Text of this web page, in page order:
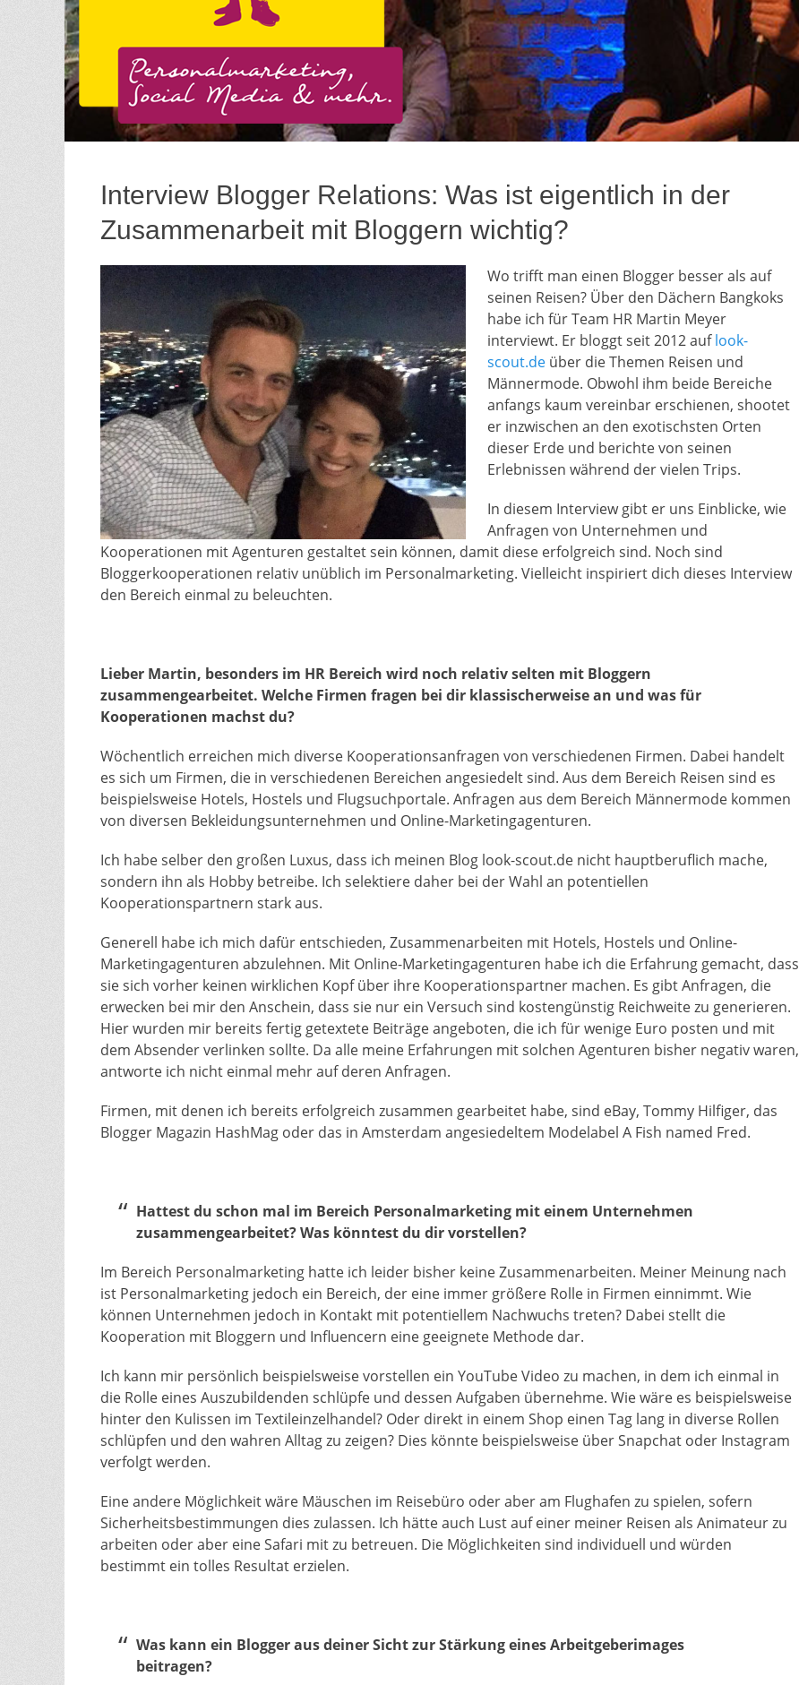
Interview Blogger Relations: Was ist eigentlich in der
Zusammenarbeit mit Bloggern wichtig?
Wo trifft man einen Blogger besser als auf
seinen Reisen? Über den Dächern Bangkoks
habe ich für Team HR Martin Meyer
interviewt. Er bloggt seit 2012 auflook-
scout.de über die Themen Reisen und
Männermode. Obwohl ihm beide Bereiche
anfangs kaum vereinbar erschienen, shootet
er inzwischen an den exotischsten Orten
dieser Erde und berichte von seinen
Erlebnissen während der vielen Trips.
In diesem Interview gibt er uns Einblicke, wie
Anfragen von Unternehmen und
Kooperationen mit Agenturen gestaltet sein können, damit diese erfolgreich sind. Noch sind
Bloggerkooperationen relativ unüblich im Personalmarketing. Vielleicht inspiriert dich dieses Interview
den Bereich einmal zu beleuchten.
Lieber Martin, besonders im HR Bereich wird noch relativ selten mit Bloggern
zusammengearbeitet. Welche Firmen fragen bei dir klassischerweise an und was für
Kooperationen machst du?
Wöchentlich erreichen mich diverse Kooperationsanfragen von verschiedenen Firmen. Dabei handelt
es sich um Firmen, die in verschiedenen Bereichen angesiedelt sind. Aus dem Bereich Reisen sind es
beispielsweise Hotels, Hostels und Flugsuchportale. Anfragen aus dem Bereich Männermode kommen
von diversen Bekleidungsunternehmen und Online-Marketingagenturen.
Ich habe selber den großen Luxus, dass ich meinen Blog look-scout.de nicht hauptberuflich mache,
sondern ihn als Hobby betreibe. Ich selektiere daher bei der Wahl an potentiellen
Kooperationspartnern stark aus.
Generell habe ich mich dafür entschieden, Zusammenarbeiten mit Hotels, Hostels und Online-
Marketingagenturen abzulehnen. Mit Online-Marketingagenturen habe ich die Erfahrung gemacht, dass
sie sich vorher keinen wirklichen Kopf über ihre Kooperationspartner machen. Es gibt Anfragen, die
erwecken bei mir den Anschein, dass sie nur ein Versuch sind kostengünstig Reichweite zu generieren.
Hier wurden mir bereits fertig getextete Beiträge angeboten, die ich für wenige Euro posten und mit
dem Absender verlinken sollte. Da alle meine Erfahrungen mit solchen Agenturen bisher negativ waren,
antworte ich nicht einmal mehr auf deren Anfragen.
Firmen, mit denen ich bereits erfolgreich zusammen gearbeitet habe, sind eBay, Tommy Hilfiger, das
Blogger Magazin HashMag oder das in Amsterdam angesiedeltem Modelabel A Fish named Fred.
Hattest du schon mal im Bereich Personalmarketing mit einem Unternehmen
zusammengearbeitet? Was könntest du dir vorstellen?
Im Bereich Personalmarketing hatte ich leider bisher keine Zusammenarbeiten. Meiner Meinung nach
ist Personalmarketing jedoch ein Bereich, der eine immer größere Rolle in Firmen einnimmt. Wie
können Unternehmen jedoch in Kontakt mit potentiellem Nachwuchs treten? Dabei stellt die
Kooperation mit Bloggern und Influencern eine geeignete Methode dar.
Ich kann mir persönlich beispielsweise vorstellen ein YouTube Video zu machen, in dem ich einmal in
die Rolle eines Auszubildenden schlüpfe und dessen Aufgaben übernehme. Wie wäre es beispielsweise
hinter den Kulissen im Textileinzelhandel? Oder direkt in einem Shop einen Tag lang in diverse Rollen
schlüpfen und den wahren Alltag zu zeigen? Dies könnte beispielsweise über Snapchat oder Instagram
verfolgt werden.
Eine andere Möglichkeit wäre Mäuschen im Reisebüro oder aber am Flughafen zu spielen, sofern
Sicherheitsbestimmungen dies zulassen. Ich hätte auch Lust auf einer meiner Reisen als Animateur zu
arbeiten oder aber eine Safari mit zu betreuen. Die Möglichkeiten sind individuell und würden
bestimmt ein tolles Resultat erzielen.
Was kann ein Blogger aus deiner Sicht zur Stärkung eines Arbeitgeberimages
beitragen?